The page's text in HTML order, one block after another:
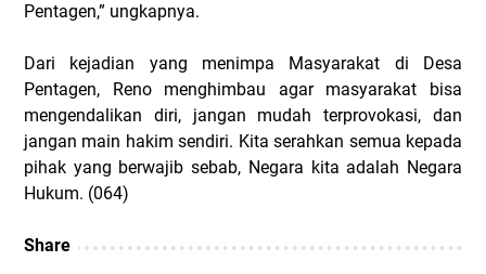
Pentagen,” ungkapnya.
Dari kejadian yang menimpa Masyarakat di Desa
Pentagen, Reno menghimbau agar masyarakat bisa
mengendalikan diri, jangan mudah terprovokasi, dan
jangan main hakim sendiri. Kita serahkan semua kepada
pihak yang berwajib sebab, Negara kita adalah Negara
Hukum. (064)
Share